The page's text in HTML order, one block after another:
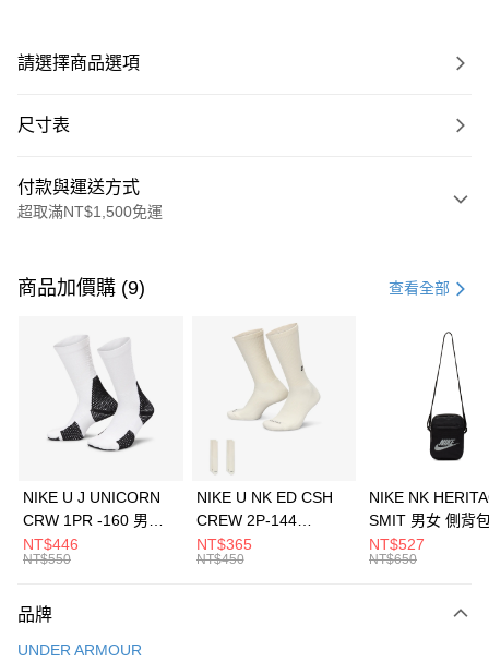
請選擇商品選項
尺寸表
付款與運送方式
超取滿NT$1,500免運
信用卡一次付款
3 期 0 利率 每期 21家銀行
合作金庫商業銀行
第一商業銀行
華南商業銀行
彰化商業銀行
上海商業儲蓄銀行
元大商業銀行
台灣樂天信用卡公司
Apple Pay
全盈+PAY
AFTEE先享後付
【關於「AFTEE先享後付」】
便利好安心！
運送方式
商品加價購 (9) 查看全部
NIKE U J UNICORN
CRW 1PR -160 男女
中統襪 FZ3393100
NT$446
NT$550
NIKE U NK ED CSH
CREW 2P-144
EMBRDY 男女 短統襪
FZ3073133
NT$365
NT$450
NIKE NK
SMIT 男女 側背
BA5871010
NT$527
NT$650
品牌
UNDER ARMOUR